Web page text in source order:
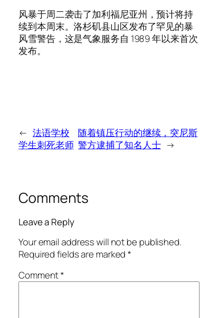
风暴于周二袭击了加利福尼亚州，预计将持
续到本周末。洛杉矶县山区发布了罕见的暴
风雪警告，这是气象服务自 1989 年以来首次
发布。
← 法语学校
学生刺死老师
随着镇压行动的继续，突尼斯
警方逮捕了知名人士 →
Comments
Leave a Reply
Your email address will not be published.
Required fields are marked*
Comment*